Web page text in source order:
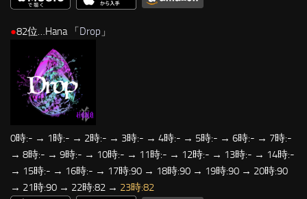
●82位…Hana 「Drop 」
0時:- → 1時:- → 2時:- → 3時:- → 4時:- → 5時:- → 6時:- → 7時:-
→ 8時:- → 9時:- → 10時:- → 11時:- → 12時:- → 13時:- → 14時:-
→ 15時:- → 16時:- → 17時:90 → 18時:90 → 19時:90 → 20時:90
→ 21時:90 → 22時:82 → 23時:82